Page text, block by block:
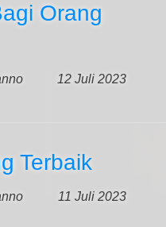
Orang
12 Juli 2023
Terbaik
11 Juli 2023